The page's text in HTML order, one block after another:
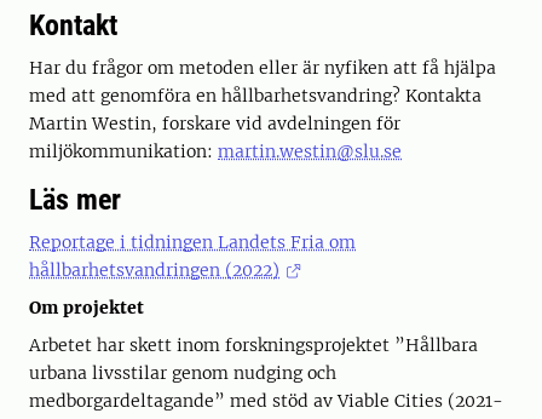
Kontakt
Har du frågor om metoden eller är nyfiken att få hjälpa
med att genomföra en hållbarhetsvandring? Kontakta
Martin Westin, forskare vid avdelningen för
miljökommunikation: martin.westin@slu.se
Läs mer
Reportage i tidningen Landets Fria om
hållbarhetsvandringen (2022)
Om projektet
Arbetet har skett inom forskningsprojektet ”Hållbara
urbana livsstilar genom nudging och
medborgardeltagande” med stöd av Viable Cities (2021-